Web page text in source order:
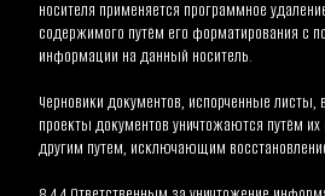
носителя применяется программное
содержимого путём его форматирования с
информации на данный носитель.
Черновики документов, испорченные
проекты документов уничтожаются путём
другим путем, исключающим